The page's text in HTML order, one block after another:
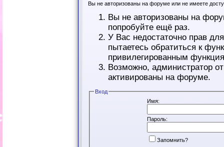
Вы не авторизованы на форуме или не имеете
Вы не авторизованы на
попробуйте ещё раз.
У Вас недостаточно прав
пытаетесь обратиться к
привилегированным
Возможно, администратор
активированы на форуме.
Вход
Имя:
Пароль:
Запомнить?